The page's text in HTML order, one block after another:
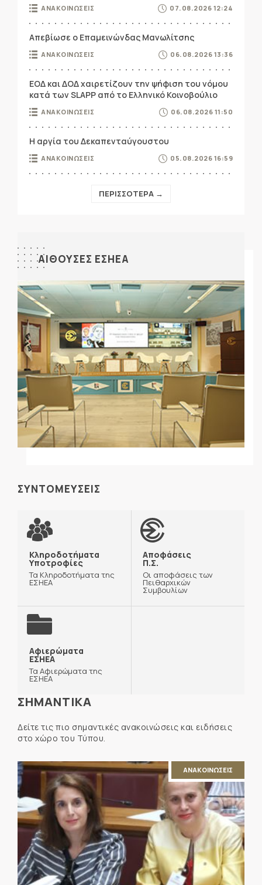
ΑΝΑΚΟΙΝΩΣΕΙΣ 07.08.2026 12:24
Απεβίωσε ο Επαμεινώνδας Μανωλίτσης
ΑΝΑΚΟΙΝΩΣΕΙΣ 06.08.2026 13:36
ΕΟΔ και ΔΟΔ χαιρετίζουν την ψήφιση του νόμου
κατά των SLAPP από το Ελληνικό Κοινοβούλιο
ΑΝΑΚΟΙΝΩΣΕΙΣ 06.08.2026 11:50
Η αργία του Δεκαπενταύγουστου
ΑΝΑΚΟΙΝΩΣΕΙΣ 05.08.2026 16:59
ΠΕΡΙΣΣΟΤΕΡΑ →
ΑΙΘΟΥΣΕΣ ΕΣΗΕΑ
ΣΥΝΤΟΜΕΥΣΕΙΣ
Κληροδοτήματα
Υποτροφίες
Τα Κληροδοτήματα της
ΕΣΗΕΑ
Αποφάσεις
Π.Σ.
Οι αποφάσεις των
Πειθαρχικών
Συμβουλίων
Αφιερώματα
ΕΣΗΕΑ
Τα Αφιερώματα της
ΕΣΗΕΑ
ΣΗΜΑΝΤΙΚΑ
Δείτε τις πιο σημαντικές ανακοινώσεις και ειδήσεις
στο χώρο του Τύπου.
ΑΝΑΚΟΙΝΩΣΕΙΣ